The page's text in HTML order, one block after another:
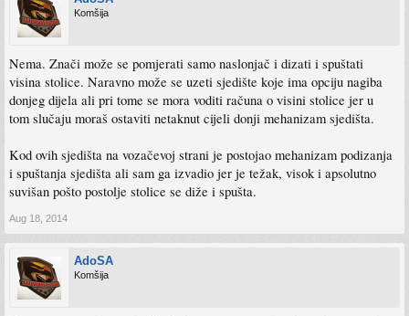
Komšija
Nema. Znači može se pomjerati samo naslonjač i dizati i spuštati
visina stolice. Naravno može se uzeti sjedište koje ima opciju nagiba
donjeg dijela ali pri tome se mora voditi računa o visini stolice jer u
tom slučaju moraš ostaviti netaknut cijeli donji mehanizam sjedišta.
Kod ovih sjedišta na vozačevoj strani je postojao mehanizam podizanja
i spuštanja sjedišta ali sam ga izvadio jer je težak, visok i apsolutno
suvišan pošto postolje stolice se diže i spušta.
Aug 18, 2014
AdoSA
Komšija